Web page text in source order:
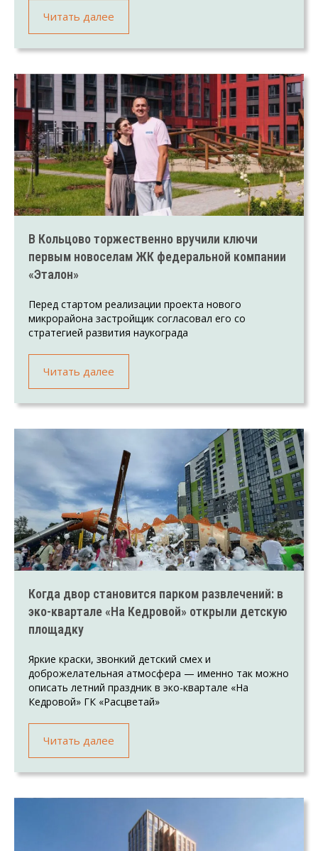
Читать далее
В Кольцово торжественно вручили ключи
первым новоселам ЖК федеральной компании
«Эталон»
Перед стартом реализации проекта нового
микрорайона застройщик согласовал его со
стратегией развития наукограда
Читать далее
Когда двор становится парком развлечений: в
эко-квартале «На Кедровой» открыли детскую
площадку
Яркие краски, звонкий детский смех и
доброжелательная атмосфера — именно так можно
описать летний праздник в эко-квартале «На
Кедровой» ГК «Расцветай»
Читать далее